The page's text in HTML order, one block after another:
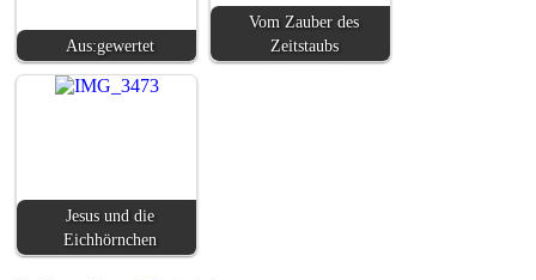
Aus:gewertet
Vom Zauber des
Zeitstaubs
Jesus und die
Eichhörnchen